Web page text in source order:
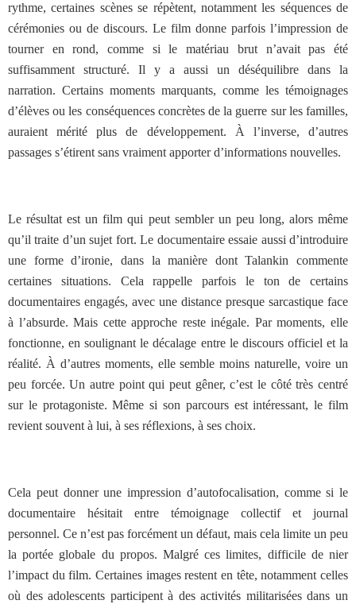
rythme, certaines scènes se répètent, notamment les séquences de
cérémonies ou de discours. Le film donne parfois l’impression de
tourner en rond, comme si le matériau brut n’avait pas été
suffisamment structuré. Il y a aussi un déséquilibre dans la
narration. Certains moments marquants, comme les témoignages
d’élèves ou les conséquences concrètes de la guerre sur les familles,
auraient mérité plus de développement. À l’inverse, d’autres
passages s’étirent sans vraiment apporter d’informations nouvelles.
Le résultat est un film qui peut sembler un peu long, alors même
qu’il traite d’un sujet fort. Le documentaire essaie aussi d’introduire
une forme d’ironie, dans la manière dont Talankin commente
certaines situations. Cela rappelle parfois le ton de certains
documentaires engagés, avec une distance presque sarcastique face
à l’absurde. Mais cette approche reste inégale. Par moments, elle
fonctionne, en soulignant le décalage entre le discours officiel et la
réalité. À d’autres moments, elle semble moins naturelle, voire un
peu forcée. Un autre point qui peut gêner, c’est le côté très centré
sur le protagoniste. Même si son parcours est intéressant, le film
revient souvent à lui, à ses réflexions, à ses choix.
Cela peut donner une impression d’autofocalisation, comme si le
documentaire hésitait entre témoignage collectif et journal
personnel. Ce n’est pas forcément un défaut, mais cela limite un peu
la portée globale du propos. Malgré ces limites, difficile de nier
l’impact du film. Certaines images restent en tête, notamment celles
où des adolescents participent à des activités militarisées dans un